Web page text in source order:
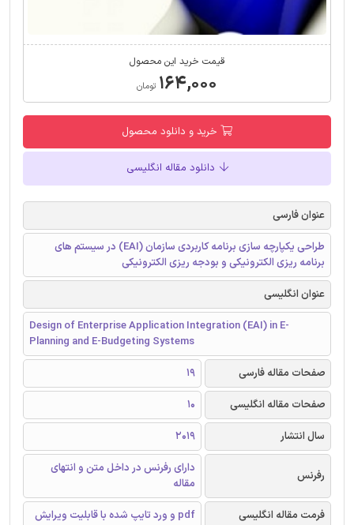
قیمت خرید این محصول
۱۶۴,۰۰۰ تومان
خرید و دانلود محصول
دانلود مقاله انگلیسی
عنوان فارسی
طراحی یکپارچه سازی برنامه کاربردی سازمان (EAI) در سیستم های
برنامه ریزی الکترونیکی و بودجه ریزی الکترونیکی
عنوان انگلیسی
Design of Enterprise Application Integration (EAI) in E-
Planning and E-Budgeting Systems
صفحات مقاله فارسی
19
صفحات مقاله انگلیسی
10
سال انتشار
2019
رفرنس
دارای رفرنس در داخل متن و انتهای
مقاله
فرمت مقاله انگلیسی
pdf و ورد تایپ شده با قابلیت ویرایش